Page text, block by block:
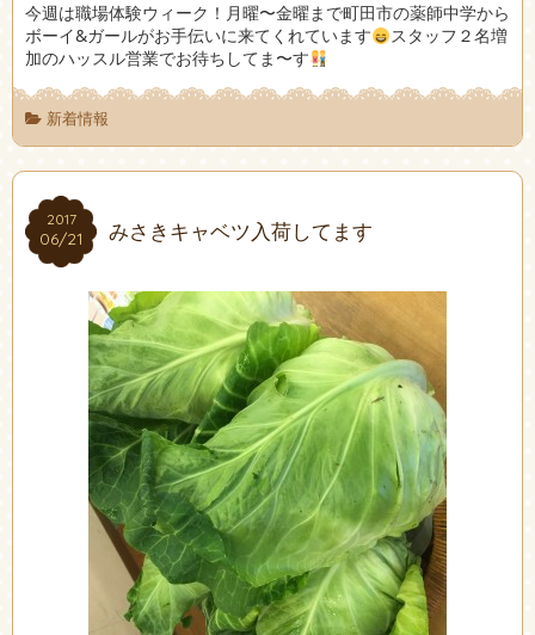
今週は職場体験ウィーク！月曜〜金曜まで町田市の薬師中学から
ボーイ&ガールがお手伝いに来てくれています
スタッフ２名増
加のハッスル営業でお待ちしてま〜す
新着情報
2017
06/21
2017
06/21 みさきキャベツ入荷してます